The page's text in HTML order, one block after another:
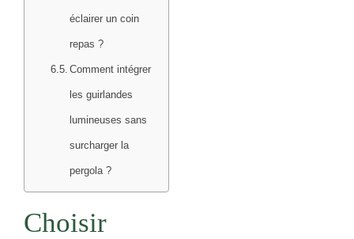
éclairer un coin
repas ?
Comment intégrer
les guirlandes
lumineuses sans
surcharger la
pergola ?
Choisir